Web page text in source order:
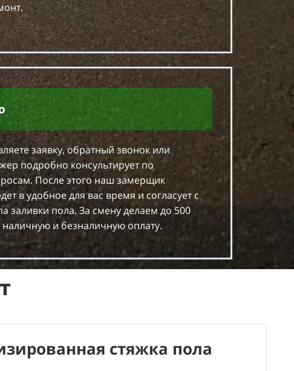
заявку, обратный звонок или
подробно консультирует по
После этого наш замерщик
в удобное для вас время и согласует с
заливки пола. За смену делаем до 500
и безналичную оплату.
стяжка пола